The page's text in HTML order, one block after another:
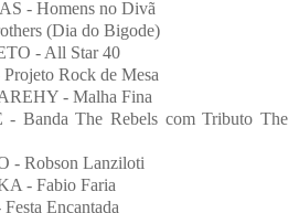
- Homens no Divã
(Dia do Bigode)
- All Star 40
Rock de Mesa
- Malha Fina
Banda The Rebels com Tributo The
- Robson Lanziloti
- Fabio Faria
Encantada